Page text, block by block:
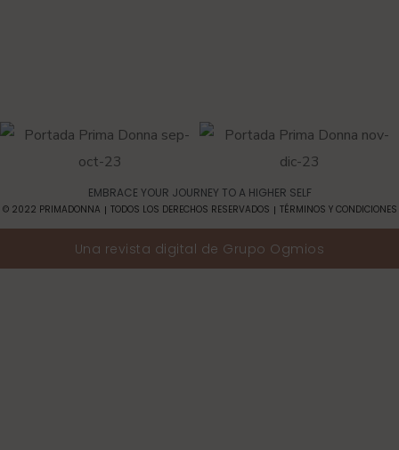
EMBRACE YOUR JOURNEY TO A HIGHER SELF​
© 2022 PRIMADONNA TODOS LOS DERECHOS RESERVADOS TÉRMINOS Y CONDICIONES
Una revista digital de Grupo Ogmios